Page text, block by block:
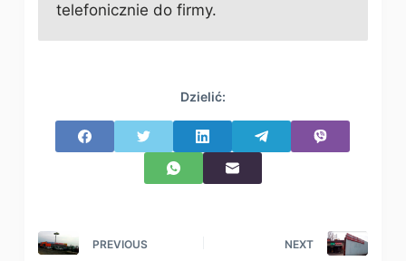
telefonicznie do firmy.
Dzielić:
PREVIOUS NEXT